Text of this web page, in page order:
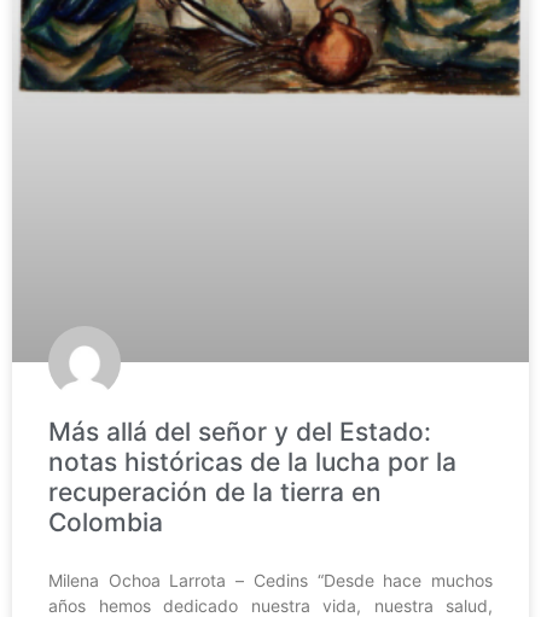
Más allá del señor y del Estado:
notas históricas de la lucha por la
recuperación de la tierra en
Colombia
Milena Ochoa Larrota – Cedins “Desde hace muchos
años hemos dedicado nuestra vida, nuestra salud,